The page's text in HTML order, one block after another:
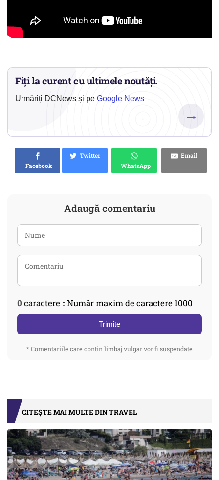
Fiți la curent cu ultimele noutăți.
Urmăriți DCNews și pe Google News
→
Facebook
Twitter
WhatsApp
Email
Adaugă comentariu
0 caractere :: Număr maxim de caractere 1000
Trimite
* Comentariile care contin limbaj vulgar vor fi suspendate
CITEȘTE MAI MULTE DIN TRAVEL